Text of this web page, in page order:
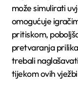
može simulirati
omogućuje
pritiskom,
pretvaranja
trebali
tijekom ovih